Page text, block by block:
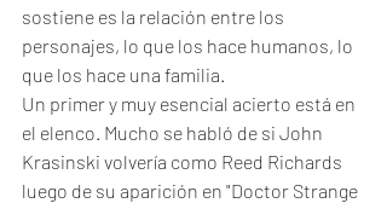
sostiene es la relación entre los
personajes, lo que los hace humanos, lo
que los hace una familia.
Un primer y muy esencial acierto está en
el elenco. Mucho se habló de si John
Krasinski volvería como Reed Richards
luego de su aparición en "Doctor Strange